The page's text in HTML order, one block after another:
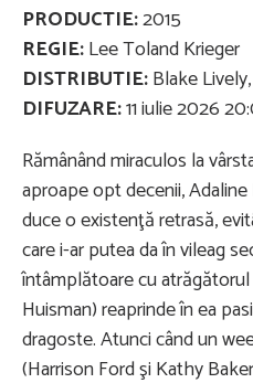
PRODUCTIE:2015
REGIE:Lee Toland Krieger
DISTRIBUTIE:Blake
DIFUZARE:11 iulie 2026
Rămânând miraculos la
aproape opt decenii,
duce o existenţă retrasă,
care i-ar putea da în vileag
întâmplătoare cu
Huisman) reaprinde în ea
dragoste. Atunci când un
(Harrison Ford şi Kathy